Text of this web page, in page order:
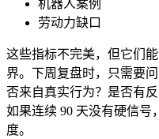
机器人案例
劳动力缺口
这些指标不完美，但它们
界。下周复盘时，只需要
否来自真实行为？是否有
如果连续 90 天没有硬信号
度。